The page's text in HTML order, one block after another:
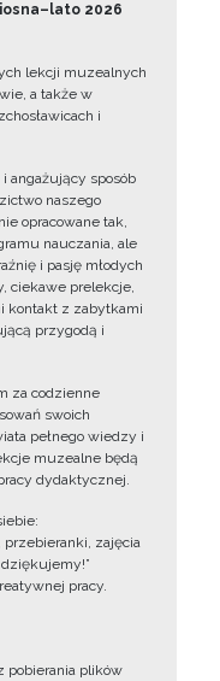
2026
lekcji muzealnych
a także w
i
angażujący sposób
naszego
opracowane tak,
nauczania, ale
i pasję młodych
ciekawe prelekcje,
kontakt z zabytkami
przygodą i
za codzienne
swoich
pełnego wiedzy i
muzealne będą
dydaktycznej.
przebieranki, zajęcia
pracy.
pobierania plików